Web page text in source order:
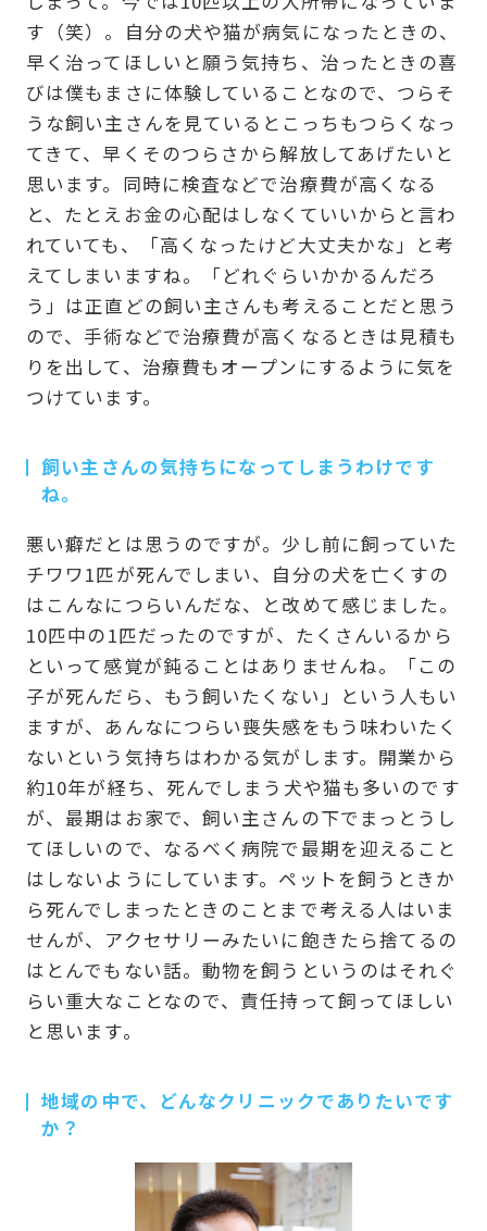
す（笑）。自分の犬や猫が病気になったときの、
早く治ってほしいと願う気持ち、治ったときの喜
びは僕もまさに体験していることなので、つらそ
うな飼い主さんを見ているとこっちもつらくなっ
てきて、早くそのつらさから解放してあげたいと
思います。同時に検査などで治療費が高くなる
と、たとえお金の心配はしなくていいからと言わ
れていても、「高くなったけど大丈夫かな」と考
えてしまいますね。「どれぐらいかかるんだろ
う」は正直どの飼い主さんも考えることだと思う
ので、手術などで治療費が高くなるときは見積も
りを出して、治療費もオープンにするように気を
つけています。
飼い主さんの気持ちになってしまうわけです
ね。
悪い癖だとは思うのですが。少し前に飼っていた
チワワ1匹が死んでしまい、自分の犬を亡くすの
はこんなにつらいんだな、と改めて感じました。
10匹中の1匹だったのですが、たくさんいるから
といって感覚が鈍ることはありませんね。「この
子が死んだら、もう飼いたくない」という人もい
ますが、あんなにつらい喪失感をもう味わいたく
ないという気持ちはわかる気がします。開業から
約10年が経ち、死んでしまう犬や猫も多いのです
が、最期はお家で、飼い主さんの下でまっとうし
てほしいので、なるべく病院で最期を迎えること
はしないようにしています。ペットを飼うときか
ら死んでしまったときのことまで考える人はいま
せんが、アクセサリーみたいに飽きたら捨てるの
はとんでもない話。動物を飼うというのはそれぐ
らい重大なことなので、責任持って飼ってほしい
と思います。
地域の中で、どんなクリニックでありたいです
か？